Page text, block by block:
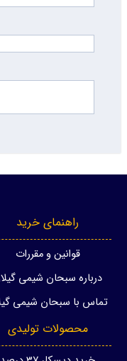
راهنمای خرید
قوانین و مقررات
درباره سبحان شیمی
تماس با سبحان شیمی
محصولات تولیدی